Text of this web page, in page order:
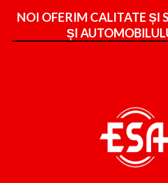
NOI OFERIM CALITATE ȘI
ȘI